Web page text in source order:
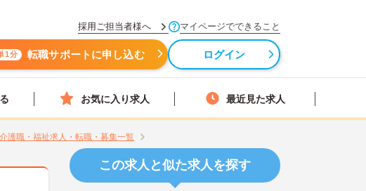
採用ご担当者様へ マイページでできること
1分 転職サポートに申し込む ログイン
お気に入り求人 最近見た求人
護職・福祉求人・転職・募集一覧
この求人と似た求人を探す